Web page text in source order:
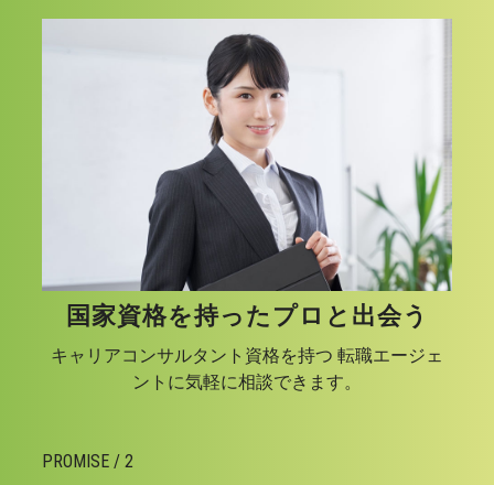
国家資格を持ったプロと出会う
キャリアコンサルタント資格を持つ 転職エージェ
ントに気軽に相談できます。
PROMISE / 2